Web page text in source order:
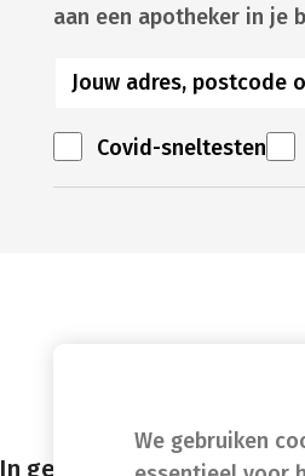
We gebruiken
aan een apotheker in je
Covid-sneltesten
In geval van nood